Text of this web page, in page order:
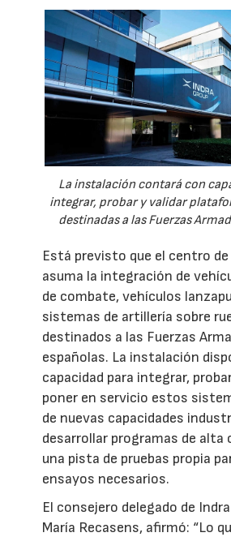
La instalación contará con
integrar, probar y validar
destinadas a las Fuerzas
Está previsto que el centro
asuma la integración de
de combate, vehículos
sistemas de artillería sobre
destinados a las Fuerzas
españolas. La instalación
capacidad para integrar,
poner en servicio estos
de nuevas capacidades
desarrollar programas de alta
una pista de pruebas propia
ensayos necesarios.
El consejero delegado de
María Recasens, afirmó: “Lo